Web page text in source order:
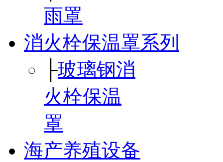
雨罩
消火栓保温罩系列
├玻璃钢消
火栓保温
罩
海产养殖设备